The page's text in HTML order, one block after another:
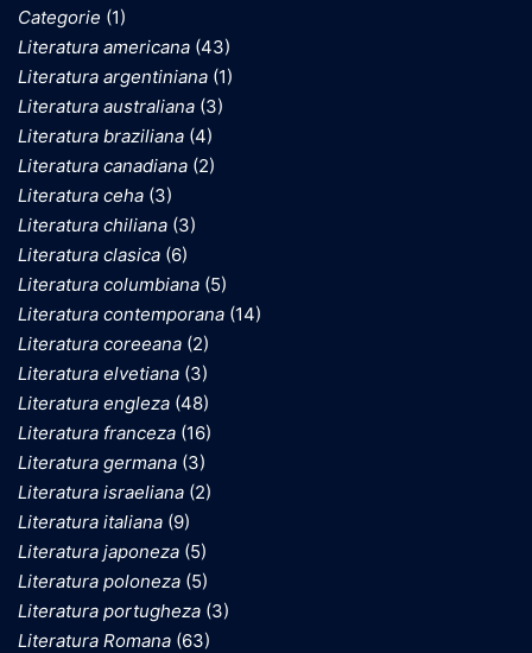
Categorie (1)
Literatura americana (43)
Literatura argentiniana (1)
Literatura australiana (3)
Literatura braziliana (4)
Literatura canadiana (2)
Literatura ceha (3)
Literatura chiliana (3)
Literatura clasica (6)
Literatura columbiana (5)
Literatura contemporana (14)
Literatura coreeana (2)
Literatura elvetiana (3)
Literatura engleza (48)
Literatura franceza (16)
Literatura germana (3)
Literatura israeliana (2)
Literatura italiana (9)
Literatura japoneza (5)
Literatura poloneza (5)
Literatura portugheza (3)
Literatura Romana (63)